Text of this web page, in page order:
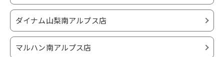
ダイナム山梨南アルプス店
マルハン南アルプス店